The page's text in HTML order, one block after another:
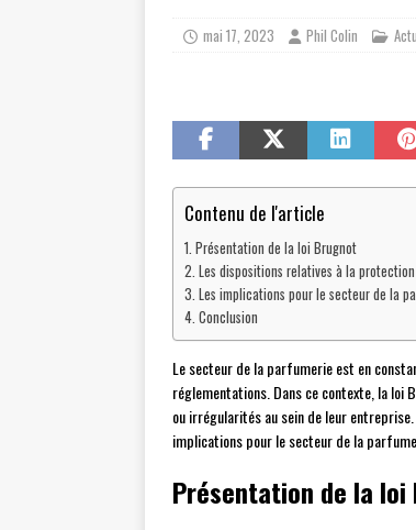
mai 17, 2023 Phil Colin
Contenu de l'article
Présentation de la loi Brugnot
Les dispositions relatives à la
Les implications pour le secteur de la
Conclusion
Le secteur de la parfumerie est en
réglementations. Dans ce contexte, la
ou irrégularités au sein de leur
implications pour le secteur de la
Présentation de la loi